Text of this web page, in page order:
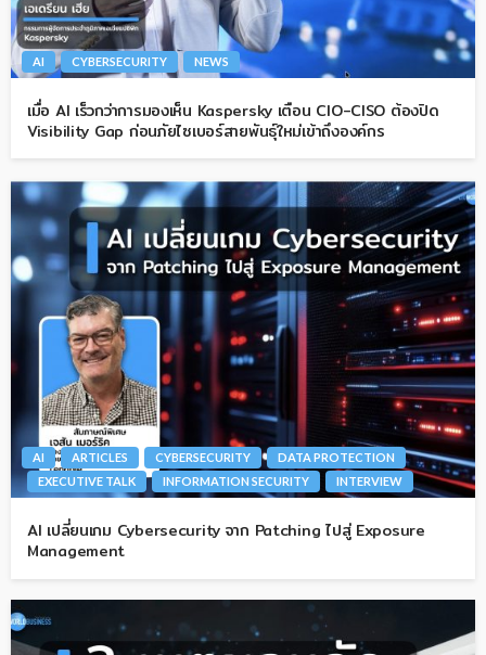
AI CYBERSECURITY NEWS
เมื่อ AI เร็วกว่าการมองเห็น Kaspersky เตือน CIO-CISO ต้องปิด
Visibility Gap ก่อนภัยไซเบอร์สายพันธุ์ใหม่เข้าถึงองค์กร
AI ARTICLES CYBERSECURITY
DATA PROTECTION
EXECUTIVE TALK
INFORMATION SECURITY INTERVIEW
AI เปลี่ยนเกม Cybersecurity จาก Patching ไปสู่ Exposure
Management